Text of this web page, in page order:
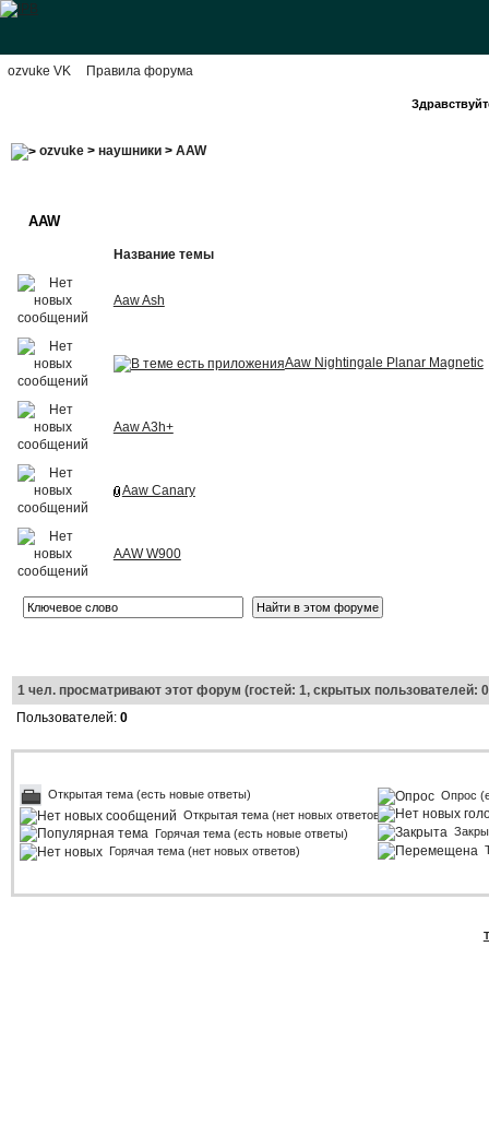
ozvuke VK Правила форума
ozvuke> наушники> AAW
AAW
Название темы
Aaw Ash
Aaw Nightingale Planar Magnetic
Aaw A3h+
Aaw Canary
AAW W900
1чел. просматривают этот форум (гостей: 1, скрытых пользователей:
Пользователей: 0
Открытая тема (есть новые ответы)
Открытая тема (нет новых ответов)
Горячая тема (есть новые ответы)
Горячая тема (нет новых ответов)
Опрос